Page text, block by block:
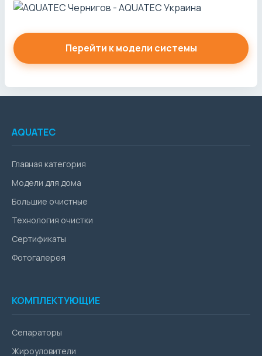
Перейти к модели системы
AQUATEC
Главная категория
Модели для дома
Большие очистные
Технология очистки
Сертификаты
Фотогалерея
КОМПЛЕКТУЮЩИЕ
Сепараторы
Жироуловители